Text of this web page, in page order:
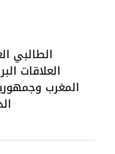
الطالبي
العلاقات
المغرب